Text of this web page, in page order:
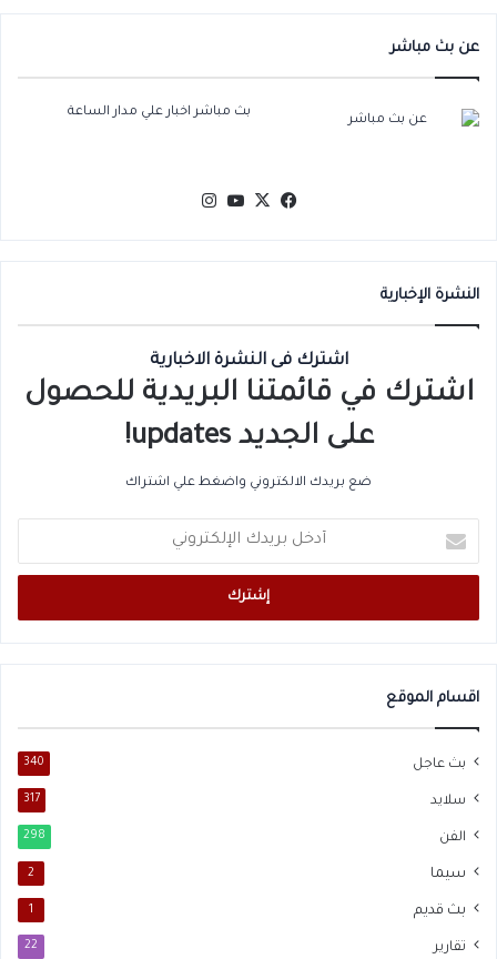
عن بث مباشر
بث مباشر اخبار علي مدار الساعة
فيسبوك
‫X
‫YouTube
النشرة الإخبارية
اشترك فى النشرة الاخبارية
اشترك في قائمتنا البريدية للحصول
على الجديد updates!
ضع بريدك الالكتروني واضغط علي اشتراك
بريدك
الإلكتروني
اقسام الموقع
بث عاجل 340
سلايد 317
الفن 298
سيما 2
بث قديم 1
تقارير 22